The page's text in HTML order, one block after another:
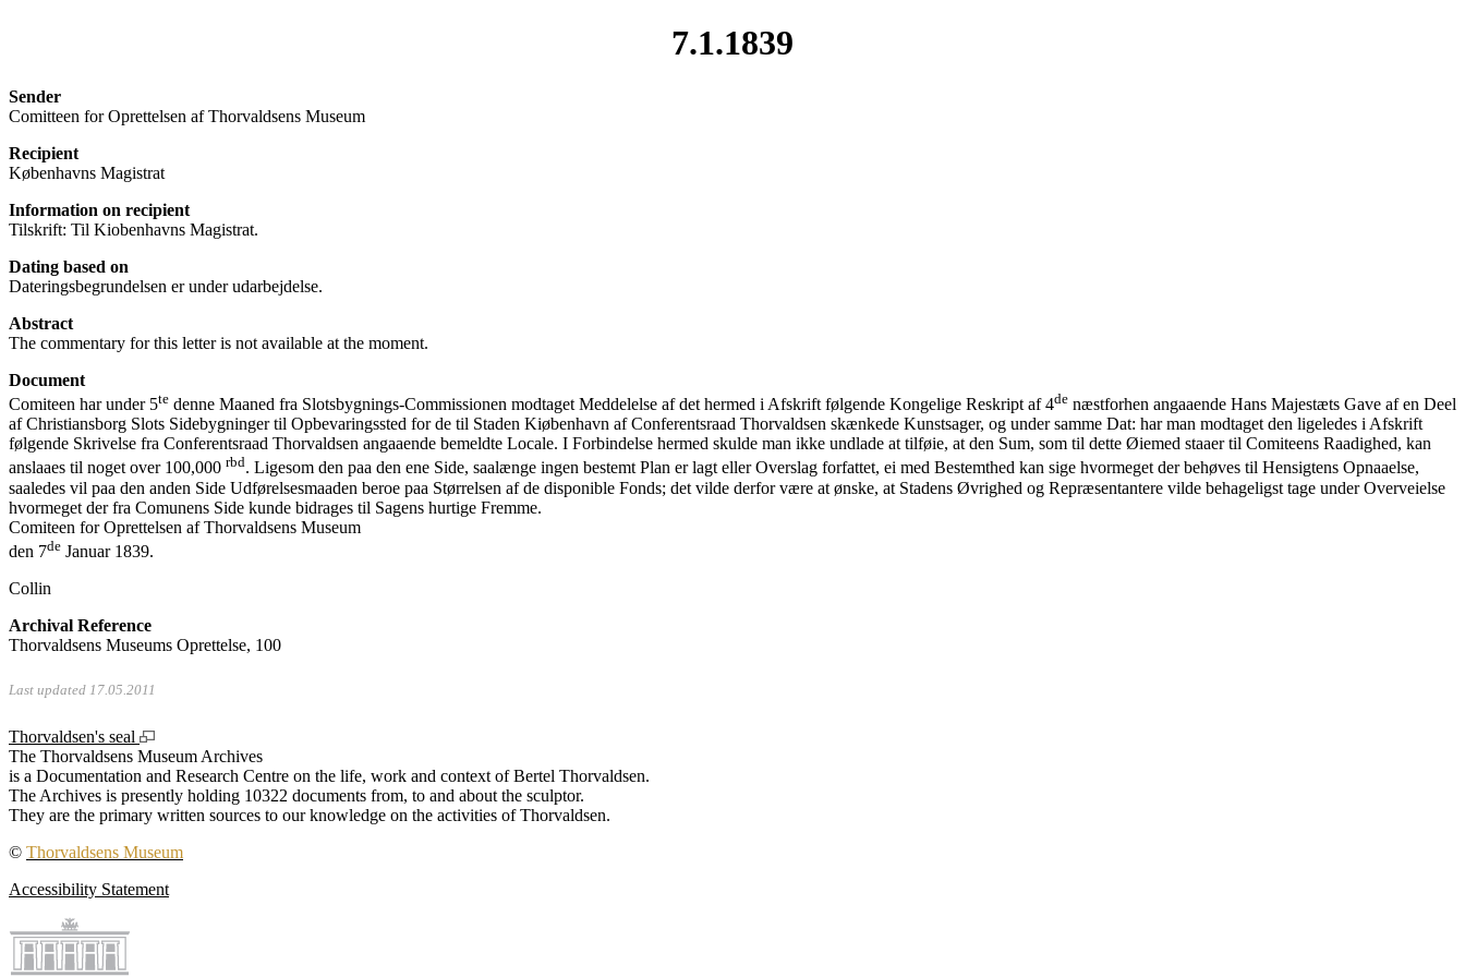
7.1.1839
Sender
Comitteen for Oprettelsen af Thorvaldsens Museum
Recipient
Københavns Magistrat
Information on recipient
Tilskrift: Til Kiobenhavns Magistrat.
Dating based on
Dateringsbegrundelsen er under udarbejdelse.
Abstract
The commentary for this letter is not available at the moment.
Document
Comiteen har under 5te denne Maaned fra Slotsbygnings-Commissionen modtaget Meddelelse af det hermed i Afskrift følgende Kongelige Reskript af 4de næstforhen angaaende Hans Majestæts Gave af en Deel
af Christiansborg Slots Sidebygninger til Opbevaringssted for de til Staden Kiøbenhavn af Conferentsraad Thorvaldsen skænkede Kunstsager, og under samme Dat: har man modtaget den ligeledes i Afskrift
følgende Skrivelse fra Conferentsraad Thorvaldsen angaaende bemeldte Locale. I Forbindelse hermed skulde man ikke undlade at tilføie, at den Sum, som til dette Øiemed staaer til Comiteens Raadighed, kan
anslaaes til noget over 100,000 rbd. Ligesom den paa den ene Side, saalænge ingen bestemt Plan er lagt eller Overslag forfattet, ei med Bestemthed kan sige hvormeget der behøves til Hensigtens Opnaaelse,
saaledes vil paa den anden Side Udførelsesmaaden beroe paa Størrelsen af de disponible Fonds; det vilde derfor være at ønske, at Stadens Øvrighed og Repræsentantere vilde behageligst tage under Overveielse
hvormeget der fra Comunens Side kunde bidrages til Sagens hurtige Fremme.
Comiteen for Oprettelsen af Thorvaldsens Museum
den 7de Januar 1839.
Collin
Archival Reference
Thorvaldsens Museums Oprettelse, 100
Last updated 17.05.2011
Thorvaldsen's seal
The Thorvaldsens Museum Archives
is a Documentation and Research Centre on the life, work and context of Bertel Thorvaldsen.
The Archives is presently holding 10322 documents from, to and about the sculptor.
They are the primary written sources to our knowledge on the activities of Thorvaldsen.
© Thorvaldsens Museum
Accessibility Statement